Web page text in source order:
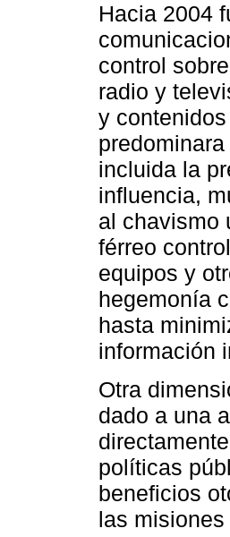
Hacia 2004
control
radio y
y
incluida la
influencia,
al chavismo
férreo
equipos y
hegemonía
hasta
información
Otra
dado a una
políticas
beneficios
las